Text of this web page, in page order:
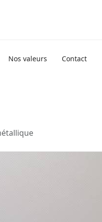
Nos valeurs Contact